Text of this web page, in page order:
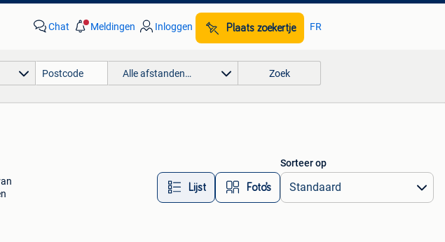
Chat Meldingen Inloggen Plaats zoekertje FR
Alle afstanden… Zoek
Lijst Foto’s
Sorteer op